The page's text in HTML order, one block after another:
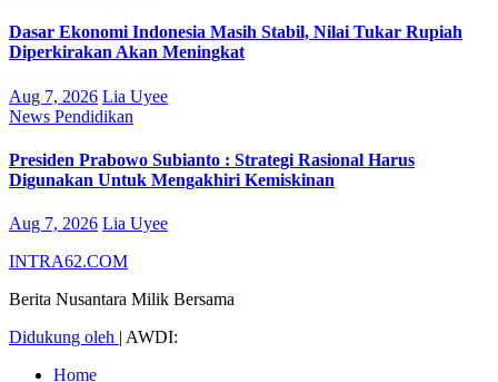
Dasar Ekonomi Indonesia Masih Stabil, Nilai Tukar Rupiah
Diperkirakan Akan Meningkat
Aug 7, 2026 Lia Uyee
News Pendidikan
Presiden Prabowo Subianto : Strategi Rasional Harus
Digunakan Untuk Mengakhiri Kemiskinan
Aug 7, 2026 Lia Uyee
INTRA62.COM
Berita Nusantara Milik Bersama
Didukung oleh | AWDI:
Home